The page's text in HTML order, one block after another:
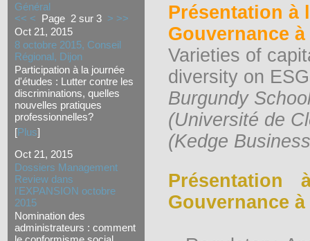
Général
<< < Page 2 sur 3 > >>
Oct 21, 2015
8 octobre 2015, Conseil
Régional, Dijon
Participation à la journée
d'études : Lutter contre les
discriminations, quelles
nouvelles pratiques
professionnelles?
[Plus]
Oct 21, 2015
Dossiers Management
Review dans
l'EXPANSION octobre
2015
Nomination des
administrateurs : comment
Présentation à
Gouvernance
Varieties of
diversity on
Burgundy
(Université de
(Kedge
Présentation
Gouvernance